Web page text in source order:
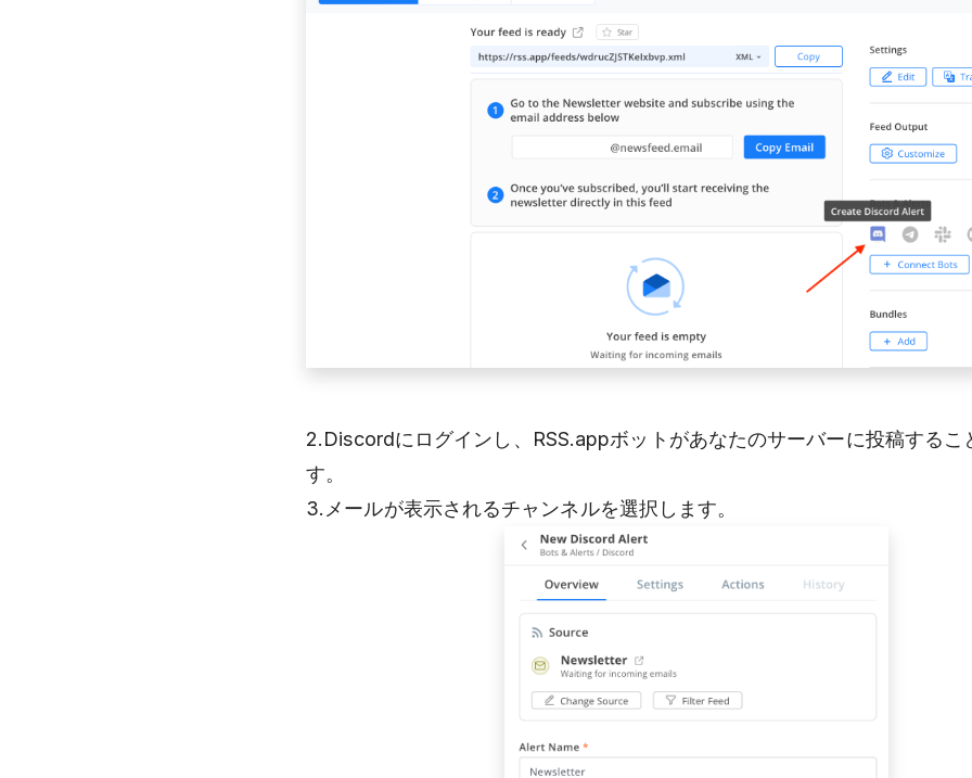
2.Discordにログインし、RSS.appボットがあなたのサーバーに投稿するこ
す。
3.メールが表示されるチャンネルを選択します。